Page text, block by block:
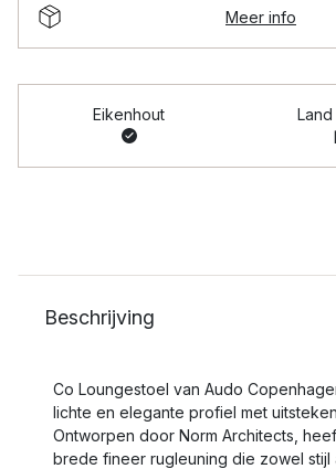
Meer info
Eikenhout
Beschrijving
Co Loungestoel van Audo
lichte en elegante profiel met
Ontworpen door Norm Architects,
brede fineer rugleuning die zowel stijl